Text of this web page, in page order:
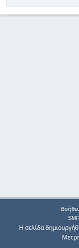
Η σελίδα